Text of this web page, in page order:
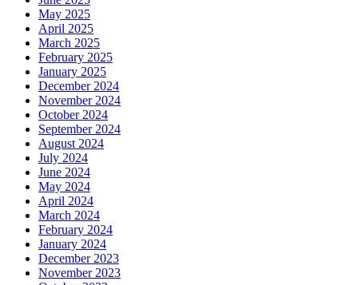
May 2025
April 2025
March 2025
February 2025
January 2025
December 2024
November 2024
October 2024
September 2024
August 2024
July 2024
June 2024
May 2024
April 2024
March 2024
February 2024
January 2024
December 2023
November 2023